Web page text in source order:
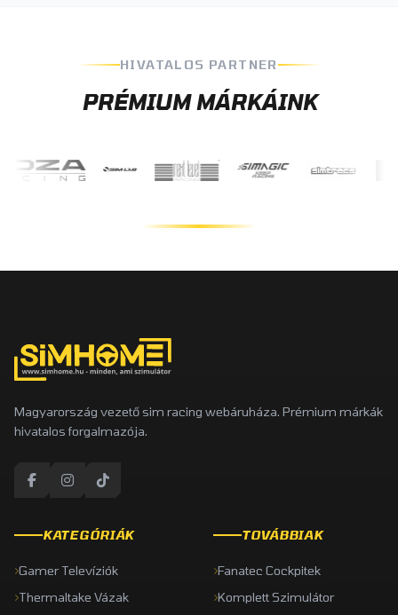
HIVATALOS PARTNER
PRÉMIUM MÁRKÁINK
Magyarország vezető sim racing webáruháza. Prémium márkák
hivatalos forgalmazója.
KATEGÓRIÁK
Gamer Televíziók
Thermaltake Vázak
TOVÁBBIAK
Fanatec Cockpitek
Komplett Szimulátor